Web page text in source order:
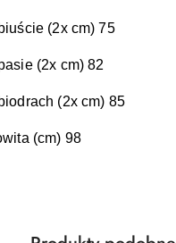
(2x cm) 75
(2x cm) 82
(2x cm) 85
(cm) 98